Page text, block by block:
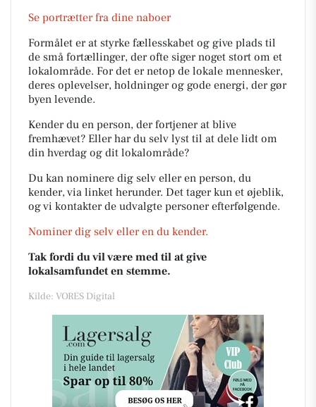
Se portrætter fra dine naboer
Formålet er at styrke fællesskabet og give plads til
de små fortællinger, der ofte siger noget stort om et
lokalområde. For det er netop de lokale mennesker,
deres oplevelser, holdninger og gode energi, der gør
byen levende.
Kender du en person, der fortjener at blive
fremhævet? Eller har du selv lyst til at dele lidt om
din hverdag og dit lokalområde?
Du kan nominere dig selv eller en person, du
kender, via linket herunder. Det tager kun et øjeblik,
og vi kontakter de udvalgte personer efterfølgende.
Nominer dig selv eller en du kender.
Tak fordi du vil være med til at give
lokalsamfundet en stemme.
Kilde: VORES Digital